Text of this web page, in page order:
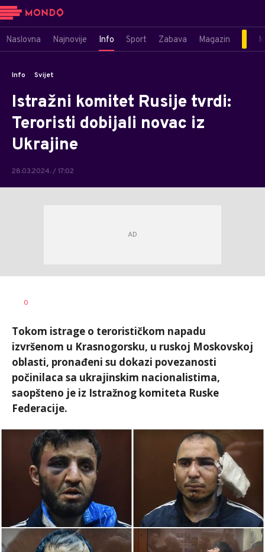
Naslovna Najnovije Info Sport Zabava Magazin
Info Svijet
Istražni komitet Rusije tvrdi:
Teroristi dobijali novac iz
Ukrajine
28.03.2024. / 17:02
AUTOR
0
Tokom istrage o terorističkom napadu
izvršenom u Krasnogorsku, u ruskoj Moskovskoj
oblasti, pronađeni su dokazi povezanosti
počinilaca sa ukrajinskim nacionalistima,
saopšteno je iz Istražnog komiteta Ruske
Federacije.